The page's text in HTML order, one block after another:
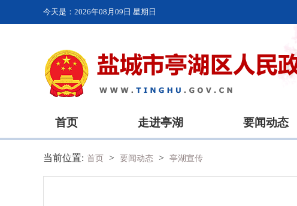
今天是： 2026年08月09日 星期日
首页 走进亭湖 要闻动态
当前位置: 首页 > 要闻动态 > 亭湖宣传